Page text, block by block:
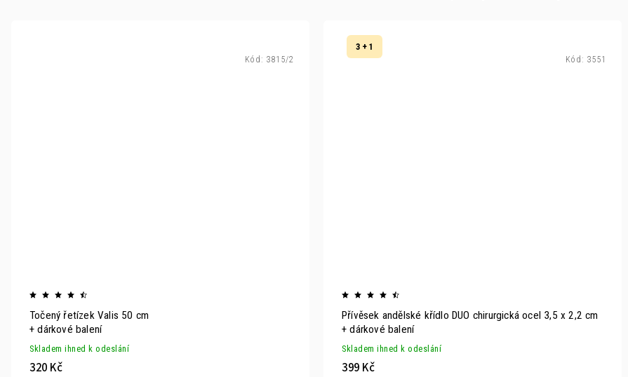
Točený řetízek Valis 50 cm
+ dárkové balení
Skladem ihned k odeslání
320 Kč
Kód: 3815/2
3 + 1
Přívěsek andělské křídlo DUO chirurgická ocel 3,5 x 2,2 cm
+ dárkové balení
Skladem ihned k odeslání
399 Kč
Kód: 3551